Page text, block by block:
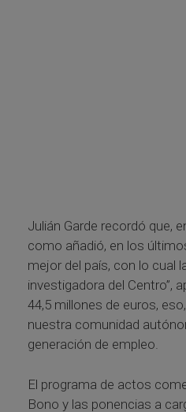
Julián Garde recordó que,
como añadió, en los
mejor del país, con lo cual
investigadora del Centro”,
44,5 millones de euros,
nuestra comunidad
generación de empleo.
El programa de actos
Bono y las ponencias a